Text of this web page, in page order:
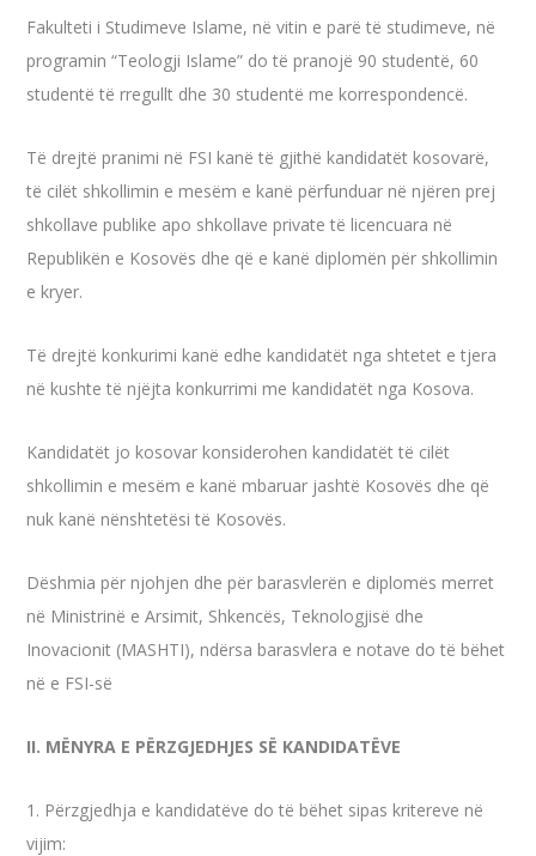
Fakulteti i Studimeve Islame, në vitin e parë të studimeve, në
programin “Teologji Islame” do të pranojë 90 studentë, 60
studentë të rregullt dhe 30 studentë me korrespondencë.
Të drejtë pranimi në FSI kanë të gjithë kandidatët kosovarë,
të cilët shkollimin e mesëm e kanë përfunduar në njëren prej
shkollave publike apo shkollave private të licencuara në
Republikën e Kosovës dhe që e kanë diplomën për shkollimin
e kryer.
Të drejtë konkurimi kanë edhe kandidatët nga shtetet e tjera
në kushte të njëjta konkurrimi me kandidatët nga Kosova.
Kandidatët jo kosovar konsiderohen kandidatët të cilët
shkollimin e mesëm e kanë mbaruar jashtë Kosovës dhe që
nuk kanë nënshtetësi të Kosovës.
Dëshmia për njohjen dhe për barasvlerën e diplomës merret
në Ministrinë e Arsimit, Shkencës, Teknologjisë dhe
Inovacionit (MASHTI), ndërsa barasvlera e notave do të bëhet
në e FSI-së
II. MËNYRA E PËRZGJEDHJES SË KANDIDATËVE
1. Përzgjedhja e kandidatëve do të bëhet sipas kritereve në
vijim: